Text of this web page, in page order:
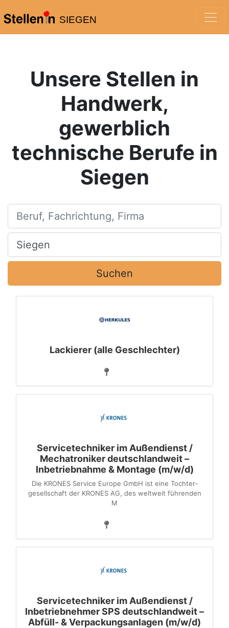
SIEGEN
Unsere Stellen in
Handwerk,
gewerblich
technische Berufe in
Siegen
Beruf, Fachrichtung, Firma
Ort, Stadt
Suchen
Lackierer (alle Geschlechter)
Servicetechniker im Außendienst /
Mechatroniker deutschlandweit –
Inbetriebnahme & Montage (m/w/d)
Die KRONES Service Europe GmbH ist eine Tochter­
gesellschaft der KRONES AG, des weltweit führenden
M
Servicetechniker im Außendienst /
Inbetriebnehmer SPS deutschlandweit –
Abfüll- & Verpackungsanlagen (m/w/d)